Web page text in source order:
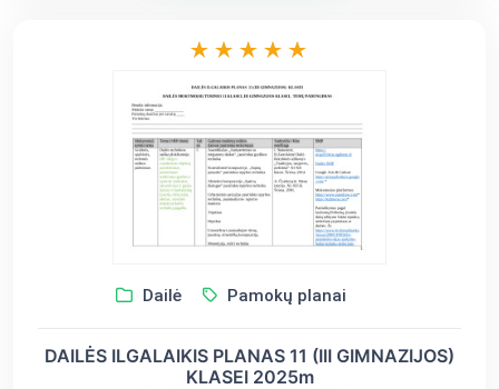
Dailė Pamokų planai
DAILĖS ILGALAIKIS PLANAS 11 (III GIMNAZIJOS)
KLASEI 2025m